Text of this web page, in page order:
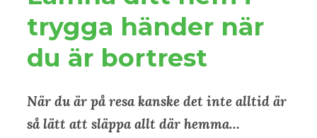
trygga händer när
du är bortrest
När du är på resa kanske det inte alltid är
så lätt att släppa allt där hemma…